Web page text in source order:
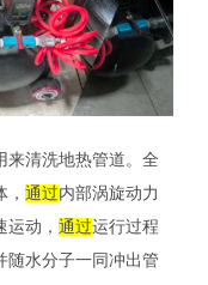
清洗地热管道。全
通过内部涡旋动力
动， 通过运行过程
随水分子一同冲出管